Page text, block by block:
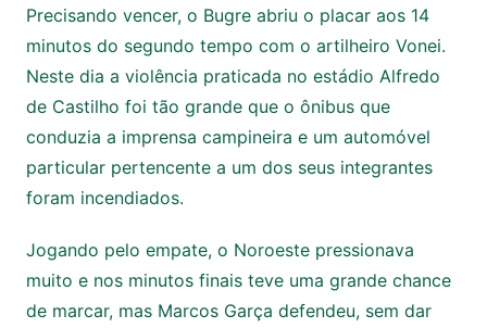
Precisando vencer, o Bugre abriu o placar aos 14
minutos do segundo tempo com o artilheiro Vonei.
Neste dia a violência praticada no estádio Alfredo
de Castilho foi tão grande que o ônibus que
conduzia a imprensa campineira e um automóvel
particular pertencente a um dos seus integrantes
foram incendiados.
Jogando pelo empate, o Noroeste pressionava
muito e nos minutos finais teve uma grande chance
de marcar, mas Marcos Garça defendeu, sem dar